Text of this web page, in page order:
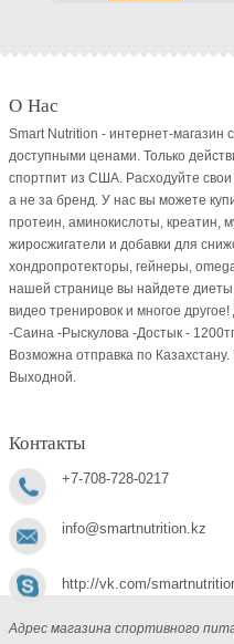
О Нас
Smart Nutrition - интернет-магазин
доступными ценами. Только
спортпит из США. Расходуйте
а не за бренд. У нас вы можете
протеин, аминокислоты, креатин,
жиросжигатели и добавки для
хондропротекторы, гейнеры,
нашей странице вы найдете
видео тренировок и многое
-Саина -Рыскулова -Достык -
Возможна отправка по
Выходной.
Контакты
+7-708-728-0217
info@smartnutrition.kz
http://vk.com/
Адрес магазина спортивного